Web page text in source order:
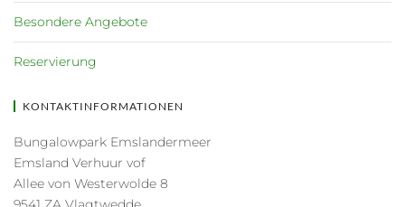
Besondere Angebote
Reservierung
KONTAKTINFORMATIONEN
Bungalowpark Emslandermeer
Emsland Verhuur vof
Allee von Westerwolde 8